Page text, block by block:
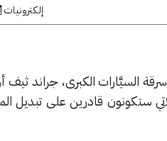
إلكترونيات
ستكونون قادرين على تبديل